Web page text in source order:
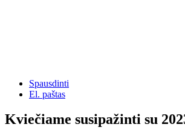
Spausdinti
El. paštas
Kviečiame susipažinti su